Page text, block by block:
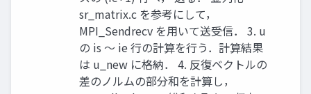
sr_matrix.c を参考にして，
MPI_Sendrecv を用いて送受信． 3. u
の is ～ ie 行の計算を行う．計算結果
は u_new に格納． 4. 反復ベクトルの
差のノルムの部分和を計算し，